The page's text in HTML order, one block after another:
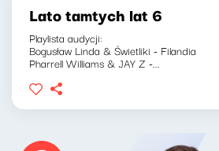
Lato tamtych lat 6
Playlista audycji:
Bogusław Linda & Świetliki - Filandia
Pharrell Williams & JAY Z -...